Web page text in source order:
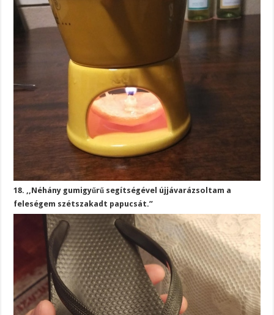
18. ,,Néhány gumigyűrű segítségével újjávarázsoltam a
feleségem szétszakadt papucsát.”